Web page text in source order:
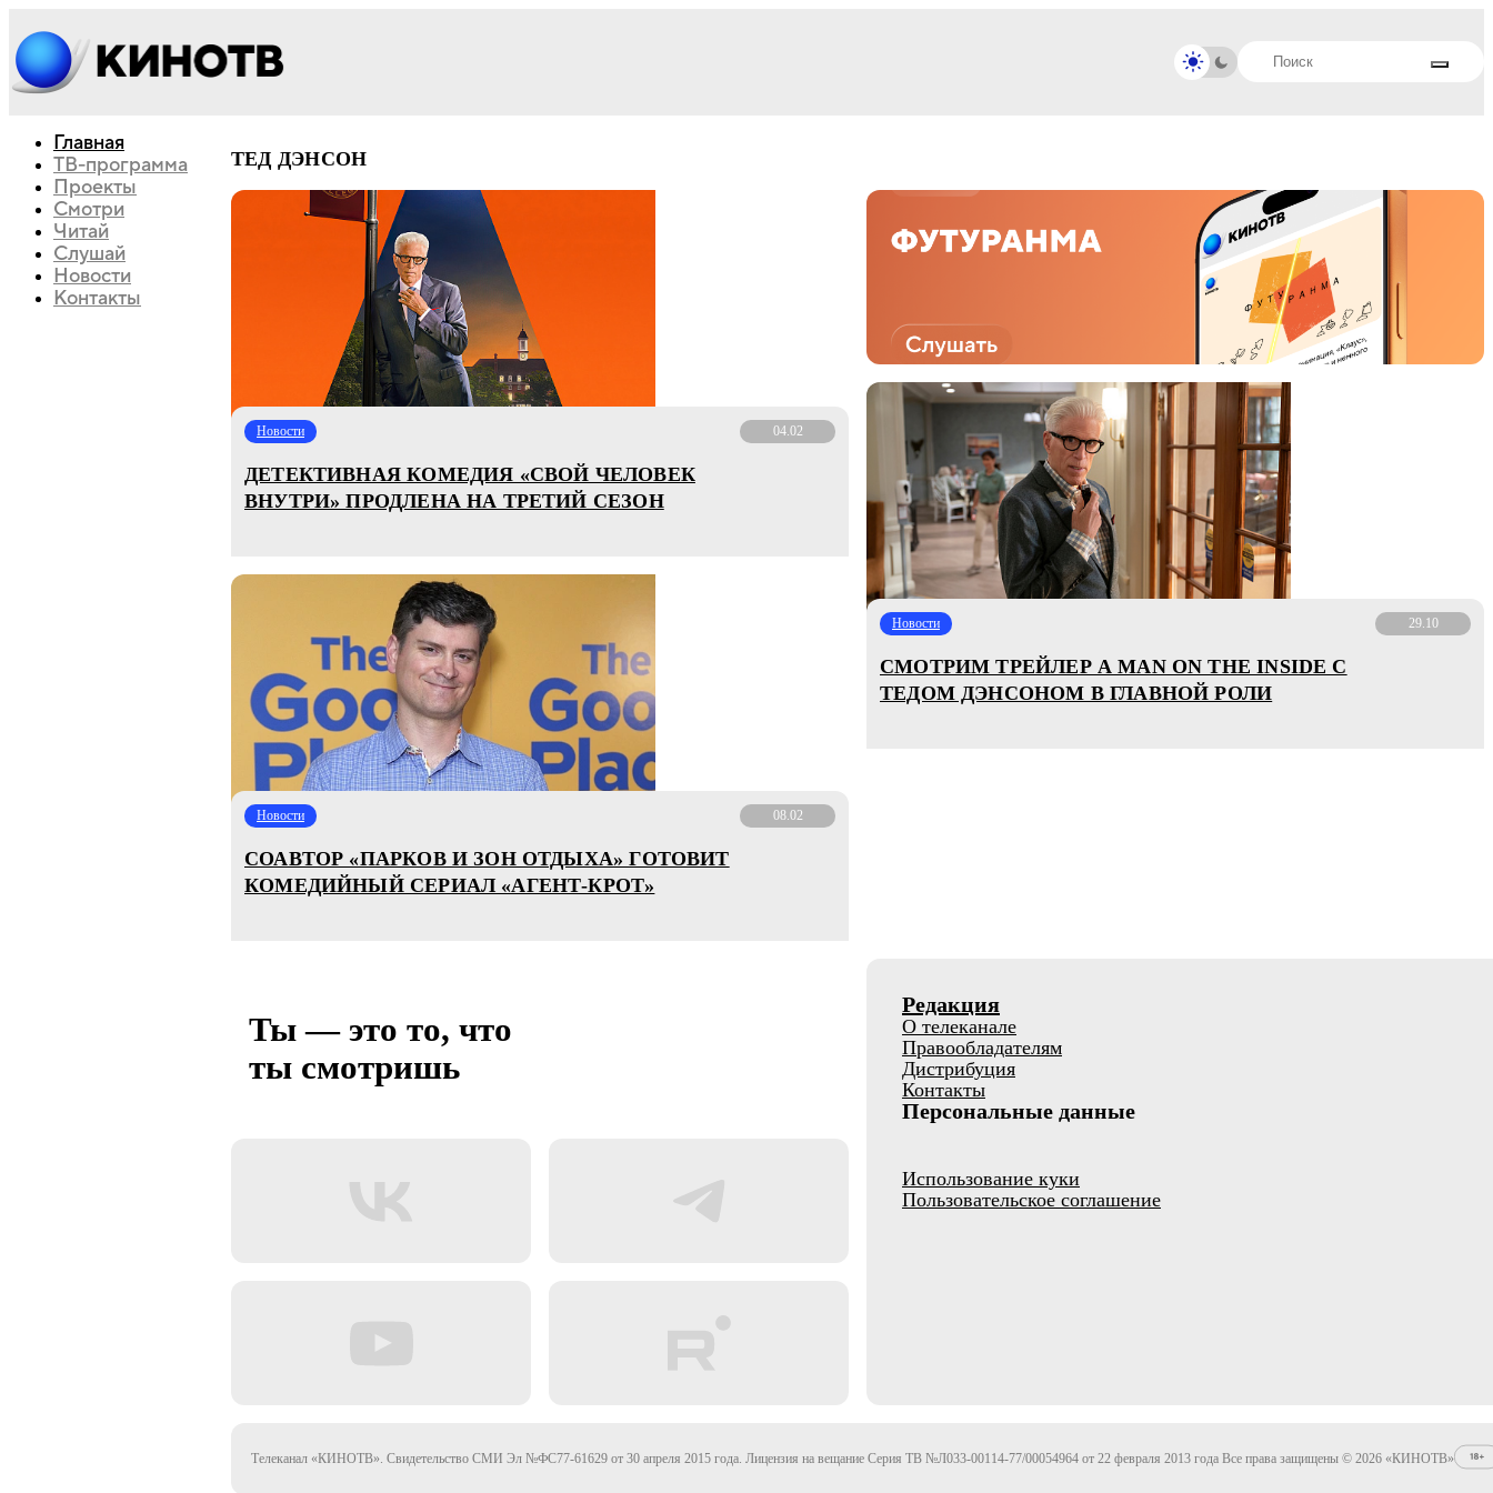
Главная
ТВ-программа
Проекты
Смотри
Читай
Слушай
Новости
Контакты
ТЕД ДЭНСОН
Новости 04.02
ДЕТЕКТИВНАЯ КОМЕДИЯ «СВОЙ ЧЕЛОВЕК
ВНУТРИ» ПРОДЛЕНА НА ТРЕТИЙ СЕЗОН
Новости 29.10
СМОТРИМ ТРЕЙЛЕР A MAN ON THE INSIDE С
ТЕДОМ ДЭНСОНОМ В ГЛАВНОЙ РОЛИ
Новости 08.02
СОАВТОР «ПАРКОВ И ЗОН ОТДЫХА» ГОТОВИТ
КОМЕДИЙНЫЙ СЕРИАЛ «АГЕНТ-КРОТ»
Ты — это то, что
ты смотришь
Редакция
О телеканале
Правообладателям
Дистрибуция
Контакты
Персональные данные
Использование куки
Пользовательское соглашение
Телеканал «КИНОТВ». Свидетельство СМИ Эл №ФС77-61629 от 30 апреля 2015 года. Лицензия на вещание Серия ТВ №Л033-00114-77/00054964 от 22 февраля 2013 года Все права защищены © 2026 «КИНОТВ»